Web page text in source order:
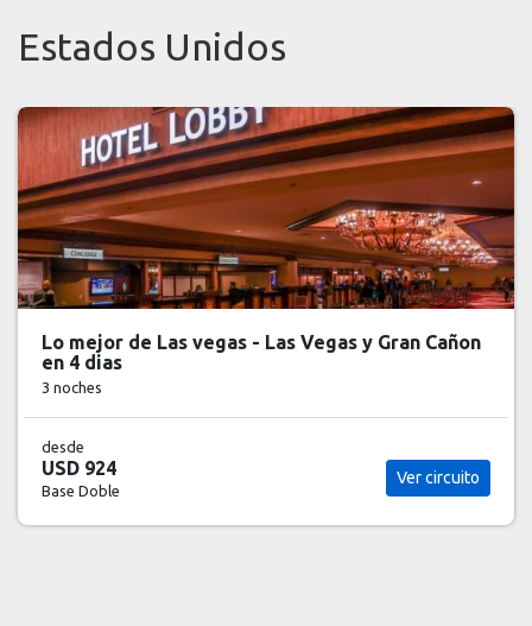
Estados Unidos
Lo mejor de Las vegas - Las Vegas y Gran Cañon
en 4 dias
3 noches
desde
USD 924
Base Doble
Ver circuito